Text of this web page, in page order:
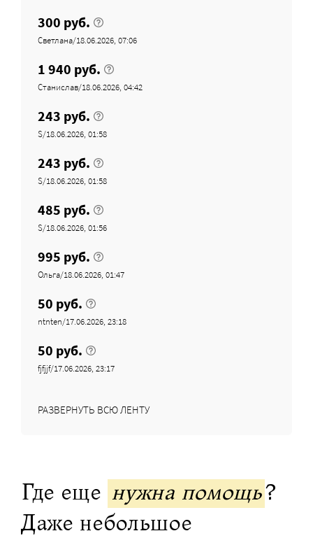
300 руб.
Светлана/18.06.2026, 07:06
1 940 руб.
Станислав/18.06.2026, 04:42
243 руб.
S/18.06.2026, 01:58
243 руб.
S/18.06.2026, 01:58
485 руб.
S/18.06.2026, 01:56
995 руб.
Ольга/18.06.2026, 01:47
50 руб.
ntnten/17.06.2026, 23:18
50 руб.
fjfjjf/17.06.2026, 23:17
РАЗВЕРНУТЬ ВСЮ ЛЕНТУ
Где еще нужна помощь?
Даже небольшое